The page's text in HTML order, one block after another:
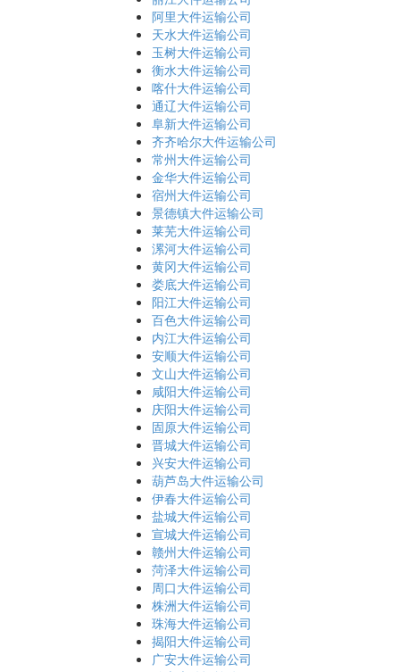
阿里大件运输公司
天水大件运输公司
玉树大件运输公司
衡水大件运输公司
喀什大件运输公司
通辽大件运输公司
阜新大件运输公司
齐齐哈尔大件运输公司
常州大件运输公司
金华大件运输公司
宿州大件运输公司
景德镇大件运输公司
莱芜大件运输公司
漯河大件运输公司
黄冈大件运输公司
娄底大件运输公司
阳江大件运输公司
百色大件运输公司
内江大件运输公司
安顺大件运输公司
文山大件运输公司
咸阳大件运输公司
庆阳大件运输公司
固原大件运输公司
晋城大件运输公司
兴安大件运输公司
葫芦岛大件运输公司
伊春大件运输公司
盐城大件运输公司
宣城大件运输公司
赣州大件运输公司
菏泽大件运输公司
周口大件运输公司
株洲大件运输公司
珠海大件运输公司
揭阳大件运输公司
广安大件运输公司